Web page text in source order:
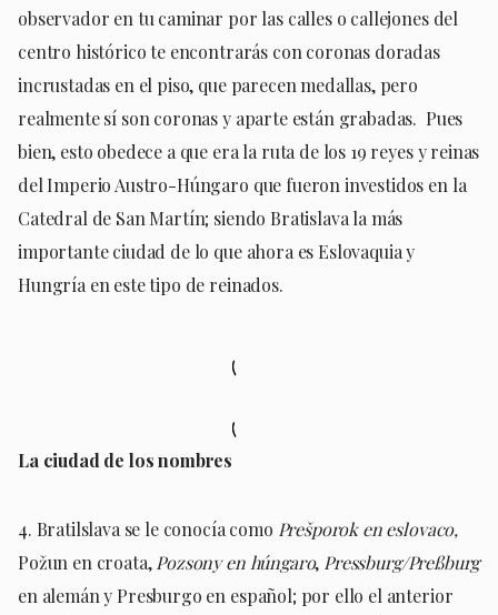
observador en tu caminar por las calles o callejones del
centro histórico te encontrarás con coronas doradas
incrustadas en el piso, que parecen medallas, pero
realmente sí son coronas y aparte están grabadas. Pues
bien, esto obedece a que era la ruta de los 19 reyes y reinas
del Imperio Austro-Húngaro que fueron investidos en la
Catedral de San Martín; siendo Bratislava la más
importante ciudad de lo que ahora es Eslovaquia y
Hungría en este tipo de reinados.
La ciudad de los nombres
4. Bratilslava se le conocía como Prešporok en eslovaco,
Požun en croata,Pozsony en húngaro, Pressburg/Preßburg
en alemán y Presburgo en español; por ello el anterior